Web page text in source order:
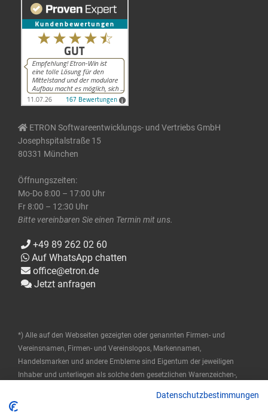
ETRON Softwareentwicklungs- und Vertriebs GmbH
Josephspitalstraße 15
80331 München
Öffnungszeiten:
Mo-Do 8:00 – 17:00 Uhr
Fr 8:00 – 12:30 Uhr
Bitte vereinbaren Sie einen Termin mit uns.
+49 89 262 02 60
Auf WhatsApp chatten
office@etron.de
Jetzt anfragen
*) Alle auf den Webseiten gezeigten oder genannten Firmen- und
Vereinsnamen, Firmen- und Vereinslogos, Markennamen,
Handelsmarken und andere Embleme sind Eigentum der jeweiligen
Inhaber und unterliegen als solche dem gesetzlichen Warenzeichen-,
Datenschutzbestimmungen